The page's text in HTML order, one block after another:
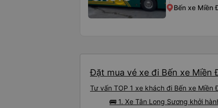
Bến xe Miền
Đặt mua vé xe đi Bến xe Miền
Tư vấn TOP 1 xe khách đi Bến xe
🚌 1. Xe Tân Long Sương khởi